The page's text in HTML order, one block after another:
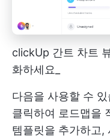
clickUp 간트 차트
화하세요_
다음을 사용할 수
클릭하여 로드맵을
템플릿을 추가하고,